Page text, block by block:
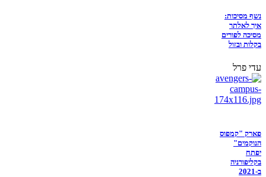
נשף מסיכות:
איך לאלתר
מסיכה לפורים
בקלות ובזול
עדי פרל
פארק "קמפוס
הנוקמים"
יפתח
בקליפורניה
ב-2021